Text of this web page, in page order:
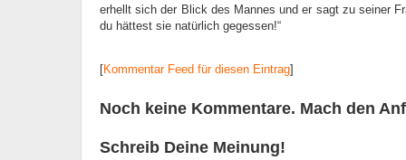
erhellt sich der Blick des Mannes und er sagt zu seiner
du hättest sie natürlich gegessen!“
[Kommentar Feed für diesen Eintrag]
Noch keine Kommentare. Mach den
Schreib Deine Meinung!